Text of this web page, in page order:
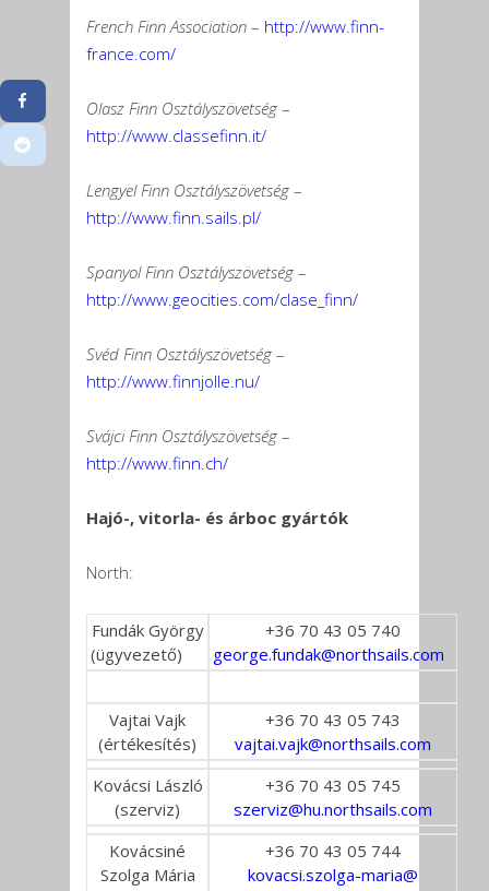
French Finn Association – http://www.finn-
france.com/
Olasz Finn Osztályszövetség –
http://www.classefinn.it/
Lengyel Finn Osztályszövetség –
http://www.finn.sails.pl/
Spanyol Finn Osztályszövetség –
http://www.geocities.com/clase_finn/
Svéd Finn Osztályszövetség –
http://www.finnjolle.nu/
Svájci Finn Osztályszövetség –
http://www.finn.ch/
Hajó-, vitorla- és árboc gyártók
North:
Fundák György
(ügyvezető)
+36 70 43 05 740
george.fundak@northsails.com
Vajtai Vajk
(értékesítés)
+36 70 43 05 743
vajtai.vajk@northsails.com
Kovácsi László
(szerviz)
+36 70 43 05 745
szerviz@hu.northsails.com
Kovácsiné
Szolga Mária
+36 70 43 05 744
kovacsi.szolga-maria@